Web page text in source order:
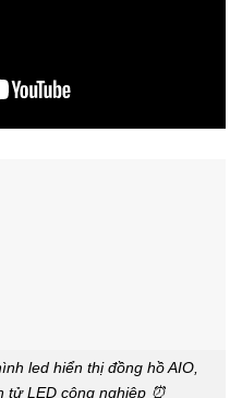
led hiển thị đồng hồ AIO,
tử LED công nghiệp ⏰